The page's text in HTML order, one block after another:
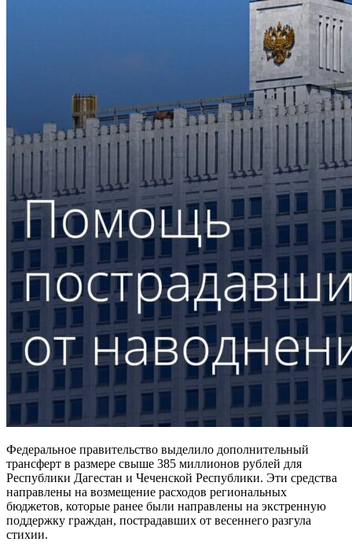
Федеральное правительство выделило дополнительный
трансферт в размере свыше 385 миллионов рублей для
Республики Дагестан и Чеченской Республики. Эти средства
направлены на возмещение расходов региональных
бюджетов, которые ранее были направлены на экстренную
поддержку граждан, пострадавших от весеннего разгула
стихии.